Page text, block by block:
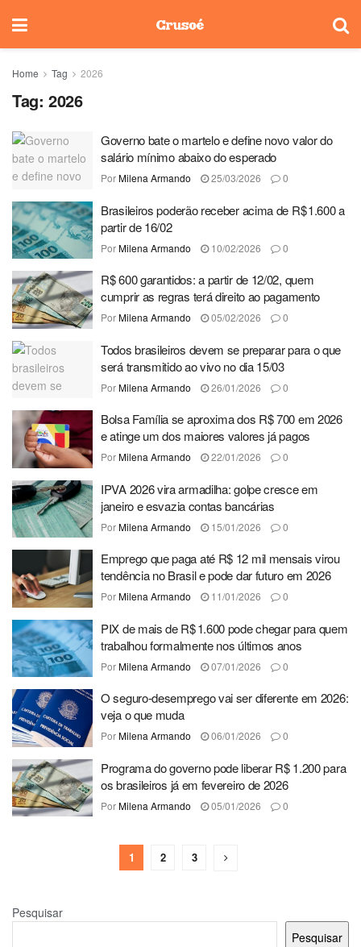
Home Tag 2026
Tag: 2026
Governo bate o martelo e define novo valor do
salário mínimo abaixo do esperado
PorMilena Armando 25/03/2026 0
Brasileiros poderão receber acima de R$ 1.600 a
partir de 16/02
PorMilena Armando 10/02/2026 0
R$ 600 garantidos: a partir de 12/02, quem
cumprir as regras terá direito ao pagamento
PorMilena Armando 05/02/2026 0
Todos brasileiros devem se preparar para o que
será transmitido ao vivo no dia 15/03
PorMilena Armando 26/01/2026 0
Bolsa Família se aproxima dos R$ 700 em 2026
e atinge um dos maiores valores já pagos
PorMilena Armando 22/01/2026 0
IPVA 2026 vira armadilha: golpe cresce em
janeiro e esvazia contas bancárias
PorMilena Armando 15/01/2026 0
Emprego que paga até R$ 12 mil mensais virou
tendência no Brasil e pode dar futuro em 2026
PorMilena Armando 11/01/2026 0
PIX de mais de R$ 1.600 pode chegar para quem
trabalhou formalmente nos últimos anos
PorMilena Armando 07/01/2026 0
O seguro-desemprego vai ser diferente em 2026:
veja o que muda
PorMilena Armando 06/01/2026 0
Programa do governo pode liberar R$ 1.200 para
os brasileiros já em fevereiro de 2026
PorMilena Armando 05/01/2026 0
1 2 3
Pesquisar
Pesquisar